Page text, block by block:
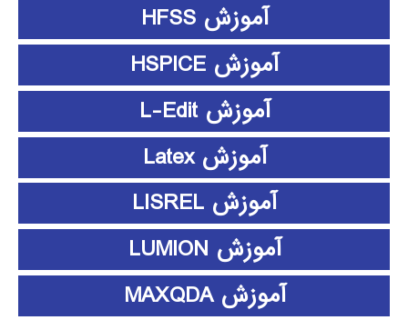
آموزش HFSS
آموزش HSPICE
آموزش L-Edit
آموزش Latex
آموزش LISREL
آموزش LUMION
آموزش MAXQDA